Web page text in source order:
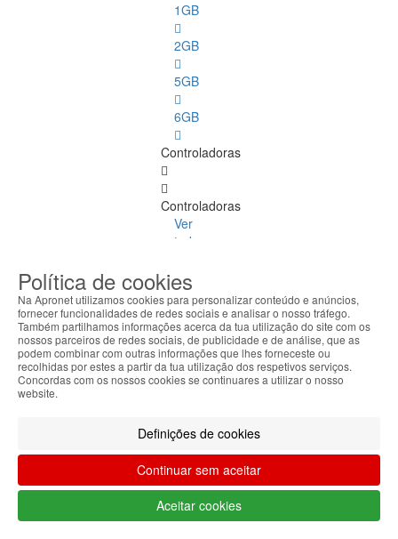
1GB
2GB
5GB
6GB
Controladoras
Controladoras
Ver
todos
Disco
Portas
Spares
PC
todos
Barebone
Caixas
Política de cookies
Na Apronet utilizamos cookies para personalizar conteúdo e anúncios,
fornecer funcionalidades de redes sociais e analisar o nosso tráfego.
Também partilhamos informações acerca da tua utilização do site com os
nossos parceiros de redes sociais, de publicidade e de análise, que as
podem combinar com outras informações que lhes forneceste ou
recolhidas por estes a partir da tua utilização dos respetivos serviços.
Concordas com os nossos cookies se continuares a utilizar o nosso
website.
Definições de cookies
Continuar sem aceitar
Aceitar cookies